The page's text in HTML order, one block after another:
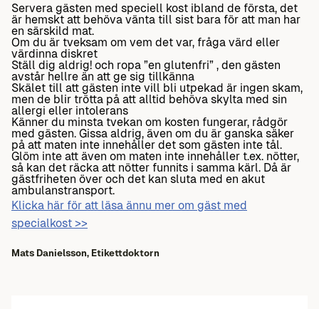
Servera gästen med speciell kost ibland de första, det
är hemskt att behöva vänta till sist bara för att man har
en särskild mat.
Om du är tveksam om vem det var, fråga värd eller
värdinna diskret
Ställ dig aldrig! och ropa ”en glutenfri” , den gästen
avstår hellre än att ge sig tillkänna
Skälet till att gästen inte vill bli utpekad är ingen skam,
men de blir trötta på att alltid behöva skylta med sin
allergi eller intolerans
Känner du minsta tvekan om kosten fungerar, rådgör
med gästen. Gissa aldrig, även om du är ganska säker
på att maten inte innehåller det som gästen inte tål.
Glöm inte att även om maten inte innehåller t.ex. nötter,
så kan det räcka att nötter funnits i samma kärl. Då är
gästfriheten över och det kan sluta med en akut
ambulanstransport.
Klicka här för att läsa ännu mer om gäst med
specialkost >>
Mats Danielsson, Etikettdoktorn